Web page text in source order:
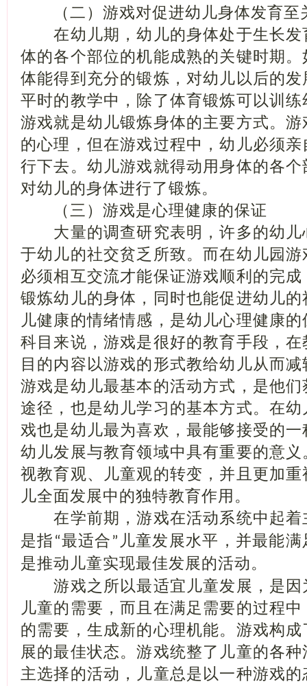
（二）游戏对促进幼儿身体发育至
在幼儿期，幼儿的身体处于生长发
体的各个部位的机能成熟的关键时期
体能得到充分的锻炼，对幼儿以后的
平时的教学中，除了体育锻炼可以训
游戏就是幼儿锻炼身体的主要方式。
的心理，但在游戏过程中，幼儿必须
行下去。幼儿游戏就得动用身体的各
对幼儿的身体进行了锻炼。
（三）游戏是心理健康的保证
大量的调查研究表明，许多的幼儿
于幼儿的社交贫乏所致。而在幼儿园
必须相互交流才能保证游戏顺利的完
锻炼幼儿的身体，同时也能促进幼儿
儿健康的情绪情感，是幼儿心理健康
科目来说，游戏是很好的教育手段，
目的内容以游戏的形式教给幼儿从而
游戏是幼儿最基本的活动方式，是他
途径，也是幼儿学习的基本方式。在
戏也是幼儿最为喜欢，最能够接受的
幼儿发展与教育领域中具有重要的意
视教育观、儿童观的转变，并且更加
儿全面发展中的独特教育作用。
在学前期，游戏在活动系统中起着
是指 “最适合 ” 儿童发展水平，并最能
是推动儿童实现最佳发展的活动。
游戏之所以最适宜儿童发展，是因
儿童的需要，而且在满足需要的过程
的需要，生成新的心理机能。游戏构
展的最佳状态。游戏统整了儿童的各
主选择的活动，儿童总是以一种游戏